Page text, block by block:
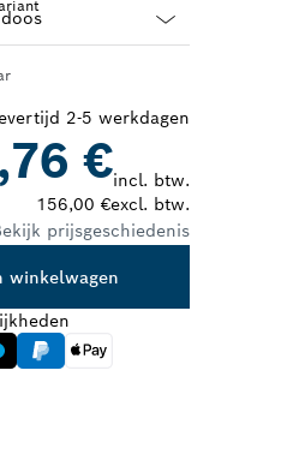
2-5 werkdagen
€incl. btw.
156,00 €excl. btw.
prijsgeschiedenis
winkelwagen